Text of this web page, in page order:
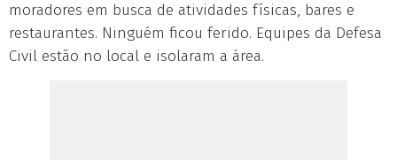
moradores em busca de atividades físicas, bares e
restaurantes. Ninguém ficou ferido. Equipes da Defesa
Civil estão no local e isolaram a área.